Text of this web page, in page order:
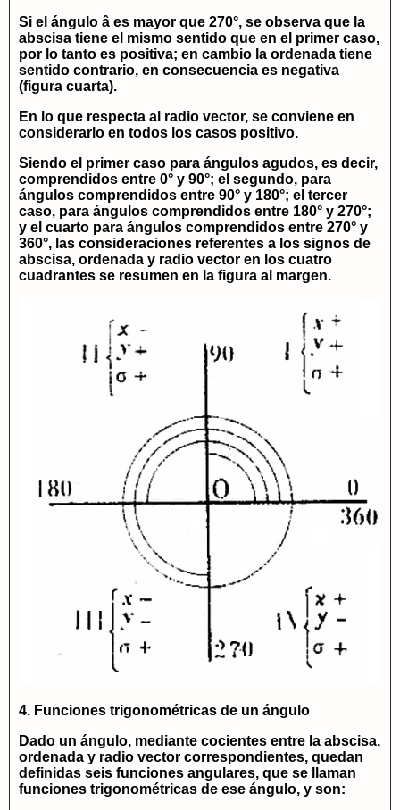
Si el ángulo â es mayor que 270°, se observa que la
abscisa tiene el mismo sentido que en el primer caso,
por lo tanto es positiva; en cambio la ordenada tiene
sentido contrario, en consecuencia es negativa
(figura cuarta).
En lo que respecta al radio vector, se conviene en
considerarlo en todos los casos positivo.
Siendo el primer caso para ángulos agudos, es decir,
comprendidos entre 0° y 90°; el segundo, para
ángulos comprendidos entre 90° y 180°; el tercer
caso, para ángulos comprendidos entre 180° y 270°;
y el cuarto para ángulos comprendidos entre 270° y
360°, las consideraciones referentes a los signos de
abscisa, ordenada y radio vector en los cuatro
cuadrantes se resumen en la figura al margen.
4. Funciones trigonométricas de un ángulo
Dado un ángulo, mediante cocientes entre la abscisa,
ordenada y radio vector correspondientes, quedan
definidas seis funciones angulares, que se llaman
funciones trigonométricas de ese ángulo, y son: